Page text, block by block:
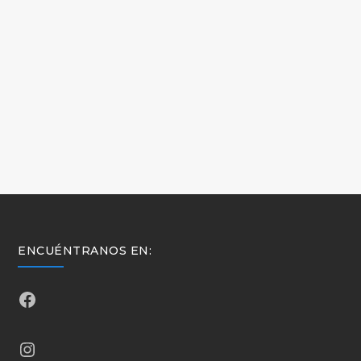
ENCUÉNTRANOS EN:
Facebook
Instagram